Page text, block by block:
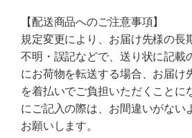
【配送商品へのご注意事項】
規定変更により、お届け先様の長
不明・誤記などで、送り状に記載
にお荷物を転送する場合、お届け
を着払いでご負担いただくことに
にご記入の際は、お間違いがない
お願いします。